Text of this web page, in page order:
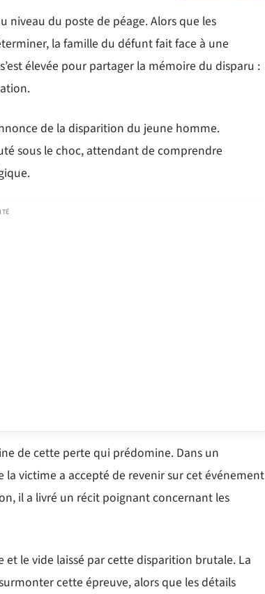
niveau du poste de péage. Alors que les
la famille du défunt fait face à une
élevée pour partager la mémoire du disparu :
de la disparition du jeune homme.
sous le choc, attendant de comprendre
de cette perte qui prédomine. Dans un
victime a accepté de revenir sur cet événement
il a livré un récit poignant concernant les
le vide laissé par cette disparition brutale. La
cette épreuve, alors que les détails